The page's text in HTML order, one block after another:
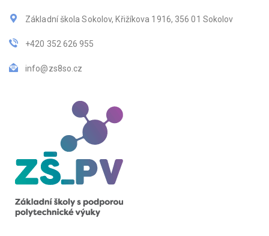
Základní škola Sokolov, Křižíkova 1916, 356 01 Sokolov
+420 352 626 955
info@zs8so.cz